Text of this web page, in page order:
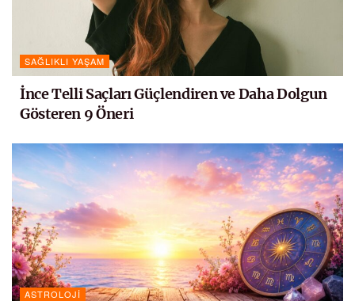
SAĞLIKLI YAŞAM
İnce Telli Saçları Güçlendiren ve Daha Dolgun
Gösteren 9 Öneri
ASTROLOJI